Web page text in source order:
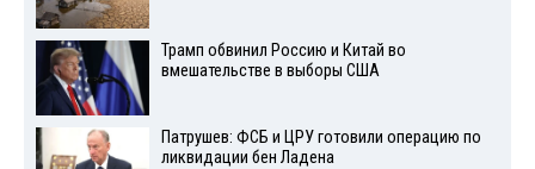
Трамп обвинил Россию и Китай во
вмешательстве в выборы США
Патрушев: ФСБ и ЦРУ готовили операцию по
ликвидации бен Ладена